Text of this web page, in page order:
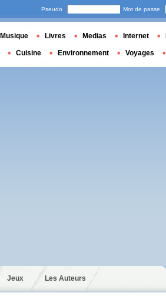
Jeux Les Auteurs
Pseudo Mot de passe
Musique Livres Medias Internet
Cuisine Environnement Voyages